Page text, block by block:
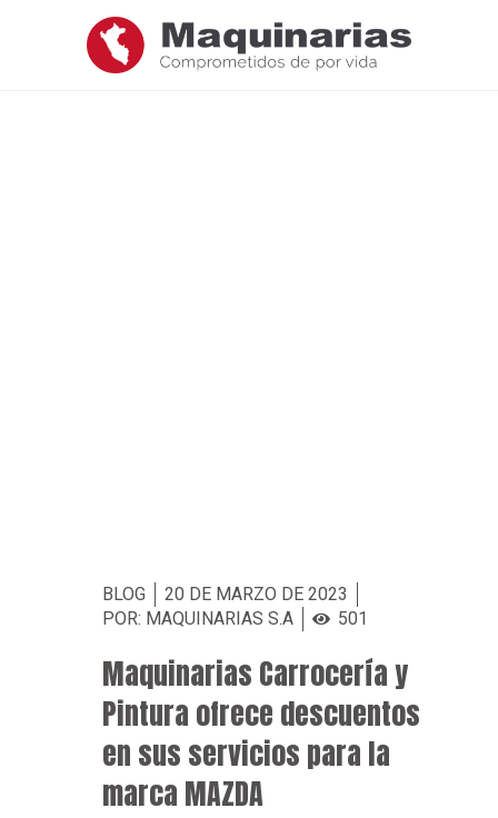
BLOG
20 DE MARZO DE 2023
POR: MAQUINARIAS S.A
501
Maquinarias Carrocería y
Pintura ofrece descuentos
en sus servicios para la
marca MAZDA